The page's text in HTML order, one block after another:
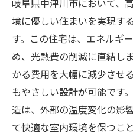
岐阜県中津川市において、
境に優しい住まいを実現す
す。この住宅は、エネルギ
め、光熱費の削減に直結し
かる費用を大幅に減少させ
もやさしい設計が可能です
造は、外部の温度変化の影
て快適な室内環境を保つこ